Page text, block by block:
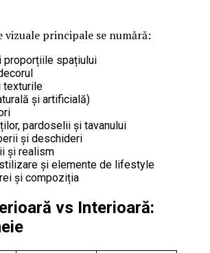
principale se numără:
proporțiile spațiului
texturile
și artificială)
pardoselii și tavanului
și deschideri
și realism
și elemente de lifestyle
și compoziția
vs Interioară: